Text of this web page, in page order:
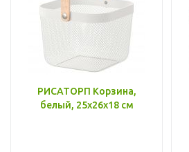
РИСАТОРП Корзина,
белый, 25x26x18 см